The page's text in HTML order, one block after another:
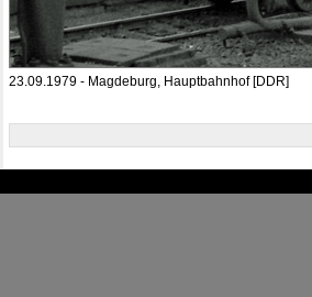
23.09.1979 - Magdeburg, Hauptbahnhof [DDR]